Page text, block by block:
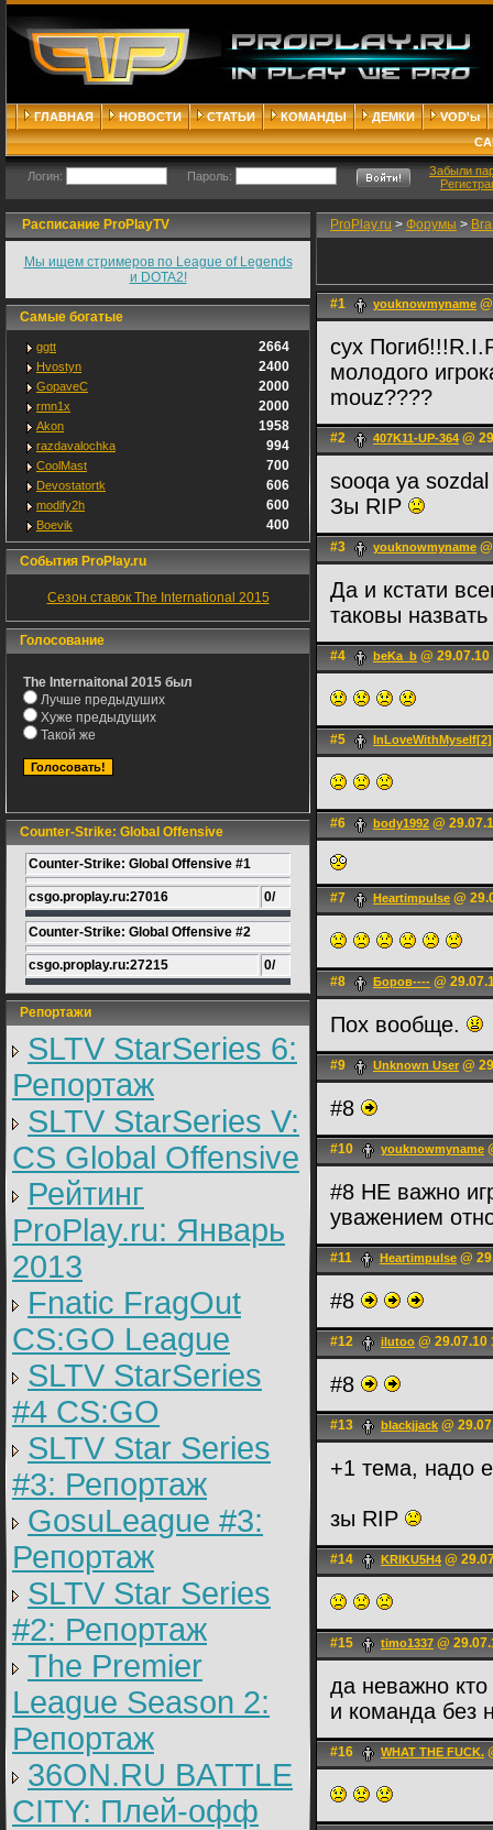
ГЛАВНАЯ НОВОСТИ СТАТЬИ КОМАНДЫ ДЕМКИ
VOD'ы
Логин: Пароль:
Забыли
Расписание ProPlayTV
Мы ищем стримеров по League of Legends
и DOTA2!
Самые богатые
ggtt 2664
Hvostyn 2400
GopaveC 2000
rmn1x 2000
Akon 1958
razdavalochka 994
CoolMast 700
Devostatortk 606
modify2h 600
Boevik 400
События ProPlay.ru
Сезон ставок The International 2015
Голосование
The Internaitonal 2015 был
Лучше предыдуших
Хуже предыдущих
Такой же
Counter-Strike: Global Offensive
Counter-Strike: Global Offensive #1
csgo.proplay.ru:27016 0/
Counter-Strike: Global Offensive #2
csgo.proplay.ru:27215 0/
Репортажи
SLTV StarSeries 6:
Репортаж
SLTV StarSeries V:
CS Global Offensive
Рейтинг
ProPlay.ru: Январь
2013
Fnatic FragOut
CS:GO League
SLTV StarSeries
#4 CS:GO
SLTV Star Series
#3: Репортаж
GosuLeague #3:
Репортаж
SLTV Star Series
#2: Репортаж
The Premier
League Season 2:
Репортаж
36ON.RU BATTLE
CITY: Плей-офф
ProPlay.ru > Форумы >
#1 youknowmyname
cyx
молодого
mouz????
#2 407K11-UP-364 @
sooqa ya
Зы RIP
#3 youknowmyname
Да и кстати
таковы назвать
#4 beKa_b @
#5 InLoveWithMyself[2]
#6 body1992 @
#7 Heartimpulse @
#8 Боров---- @
Пох вообще.
#9 Unknown User @
#8
#10 youknowmyname
#8 НЕ важно
уважением
#11 Heartimpulse @
#8
#12 ilutoo @ 29.07.10
#8
#13 blackjjack @
+1 тема, надо
зы RIP
#14 KRIKU5H4 @
#15 timo1337 @
да неважно
и команда без
#16 WHAT THE FUCK.